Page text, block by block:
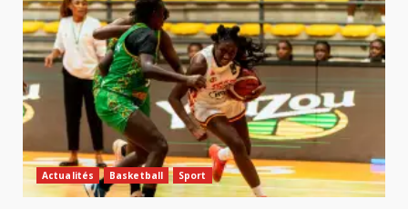
Actualités Basketball Sport